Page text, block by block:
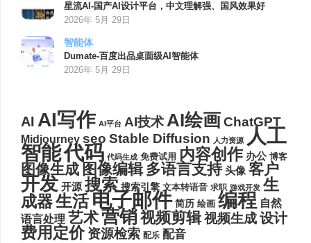
星流AI-国产AI设计平台，中文理解强、国风效果好
2026年 5月 29日
智能体
Dumate-百度出品桌面级AI智能体
2026年 5月 29日
AI AI写作 AI平台 AI技术AI绘画ChatGPT
Midjourney seo Stable Diffusion 人力资源 人工
智能代码 代码生成 免费试用 内容创作 办公 博客
图像生成 图像编辑 多语言支持 头像 客户
开发 开源 搜索 搜索引擎 文本转语音 求职 游戏开发 生
成器生活电子邮件 简历 绘画 编程 自然
语言处理 艺术营销视频剪辑视频生成设计
费用定价 资源检索 配乐 配音